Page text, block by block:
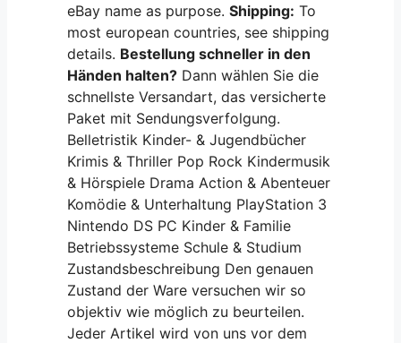
eBay name as purpose.Shipping: To
most european countries, see shipping
details. Bestellung schneller in den
Händen halten? Dann wählen Sie die
schnellste Versandart, das versicherte
Paket mit Sendungsverfolgung.
Belletristik Kinder- & Jugendbücher
Krimis & Thriller Pop Rock Kindermusik
& Hörspiele Drama Action & Abenteuer
Komödie & Unterhaltung PlayStation 3
Nintendo DS PC Kinder & Familie
Betriebssysteme Schule & Studium
Zustandsbeschreibung Den genauen
Zustand der Ware versuchen wir so
objektiv wie möglich zu beurteilen.
Jeder Artikel wird von uns vor dem